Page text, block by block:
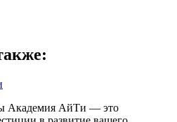
Академия АйТи — это